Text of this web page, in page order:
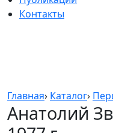
Контакты
Главная› Каталог›
Анатолий